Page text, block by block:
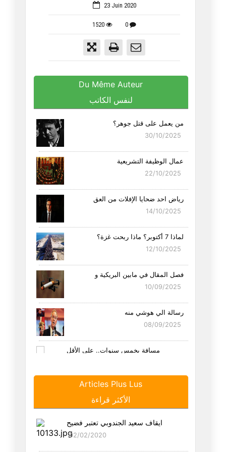
23 Juin 2020
1520 0
Du Même Auteur
لنفس الكاتب
من يعمل على قتل جوهر؟
30/10/2025
عمال الوظيفة التشريعية
22/10/2025
رياض احد ضحايا الإفلات من العق
14/10/2025
لماذا 7 أكتوبر؟ ماذا ربحت غزة؟
12/10/2025
فصل المقال في مابين البريكية و
10/09/2025
رسالة الي هوشي منه
08/09/2025
مِسافة بخمس سنوات.. على الأقل
هل الاتحاد هو اتحاد التوانسة ا
21/08/2025
سيناريو لو أن احمد السعيداني ن
19/08/2025
Articles Plus Lus
الأكثر قراءة
ايقاف سعيد الجندوبي تعتبر فضيح
02/02/2020